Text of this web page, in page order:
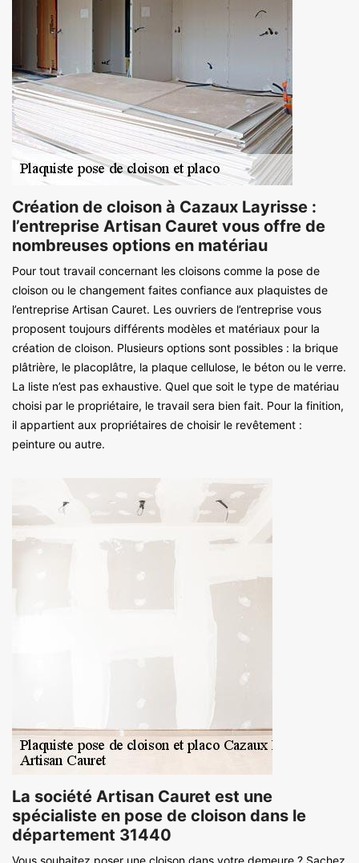
Création de cloison à Cazaux Layrisse :
l’entreprise Artisan Cauret vous offre de
nombreuses options en matériau
Pour tout travail concernant les cloisons comme la pose de
cloison ou le changement faites confiance aux plaquistes de
l’entreprise Artisan Cauret. Les ouvriers de l’entreprise vous
proposent toujours différents modèles et matériaux pour la
création de cloison. Plusieurs options sont possibles : la brique
plâtrière, le placoplâtre, la plaque cellulose, le béton ou le verre.
La liste n’est pas exhaustive. Quel que soit le type de matériau
choisi par le propriétaire, le travail sera bien fait. Pour la finition,
il appartient aux propriétaires de choisir le revêtement :
peinture ou autre.
La société Artisan Cauret est une
spécialiste en pose de cloison dans le
département 31440
Vous souhaitez poser une cloison dans votre demeure ? Sachez